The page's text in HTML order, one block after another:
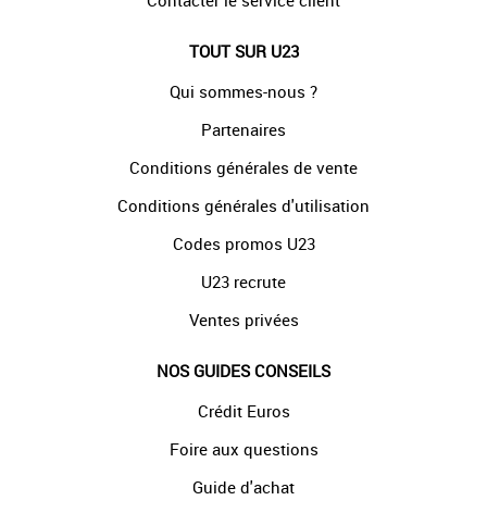
TOUT SUR U23
Qui sommes-nous ?
Partenaires
Conditions générales de vente
Conditions générales d'utilisation
Codes promos U23
U23 recrute
Ventes privées
NOS GUIDES CONSEILS
Crédit Euros
Foire aux questions
Guide d'achat